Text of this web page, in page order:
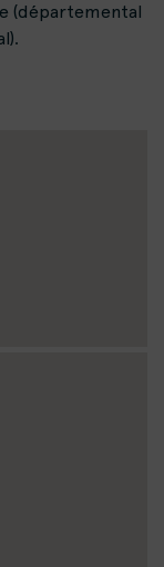
(départemental